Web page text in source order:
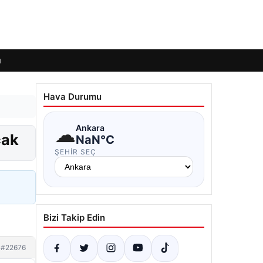
#22676
Hava Durumu
☁Ankara
NaN°C
ŞEHIR SEÇ
Bizi Takip Edin